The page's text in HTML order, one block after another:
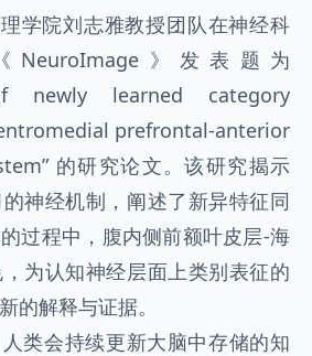
学院刘志雅教授团队在神经科
》发表题为
newly learned category
prefrontal-anterior
的研究论文。该研究揭示
神经机制，阐述了新异特征同
过程中，腹内侧前额叶皮层-海
为认知神经层面上类别表征的
的解释与证据。
类会持续更新大脑中存储的知